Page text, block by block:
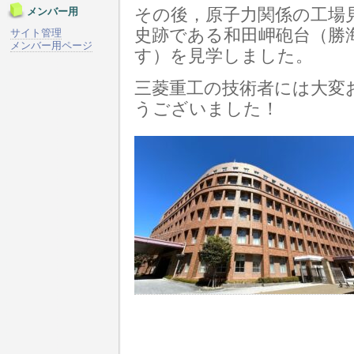
その後，原子力関係の工
史跡である和田岬砲台（
す）を見学しました。
三菱重工の技術者には大
うございました！
メンバー用
サイト管理
メンバー用ページ